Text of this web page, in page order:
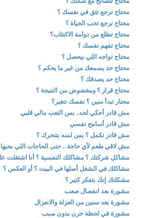
محتاج ترجع تثق في نفسك ؟
محتاج ترجع تحب الحياة ؟
محتاج تطلع من دوامة الاكتئاب؟
محتاج تفهم نفسك ؟
محتاج تواجه اللي بيحصل ؟
محتاج حد يسمعك من غير ما يحكم ؟
محتاج حد يصدقك ؟
محتاج قرار ؟ ومخضوض من النتيجة ؟
محتار تبدأ منين ؟ نفسك تتغير؟
مش قادر أحكي لحد.. بس التعب مالي قلبي
مش قادر أسامح نفسي
مش قادر تكمل ؟ بس لسه بتتحرك ؟
مش لاقي طعم لأي حاجة .. حتى الحاجات اللي بحبها
مشاكل شركتك ؟ مشاكلك النفسية ؟ أنا اشتغلت
مشاكلك في الشغل أصلها في البيت ؟ أو العكس ؟
مشكلتك إنك بتفكر كتير ؟
مشورة بعد انفصال صعب
مشورة بعد سنين من العزلة والانعزال
مشورة في لحظة حزن بدون سبب